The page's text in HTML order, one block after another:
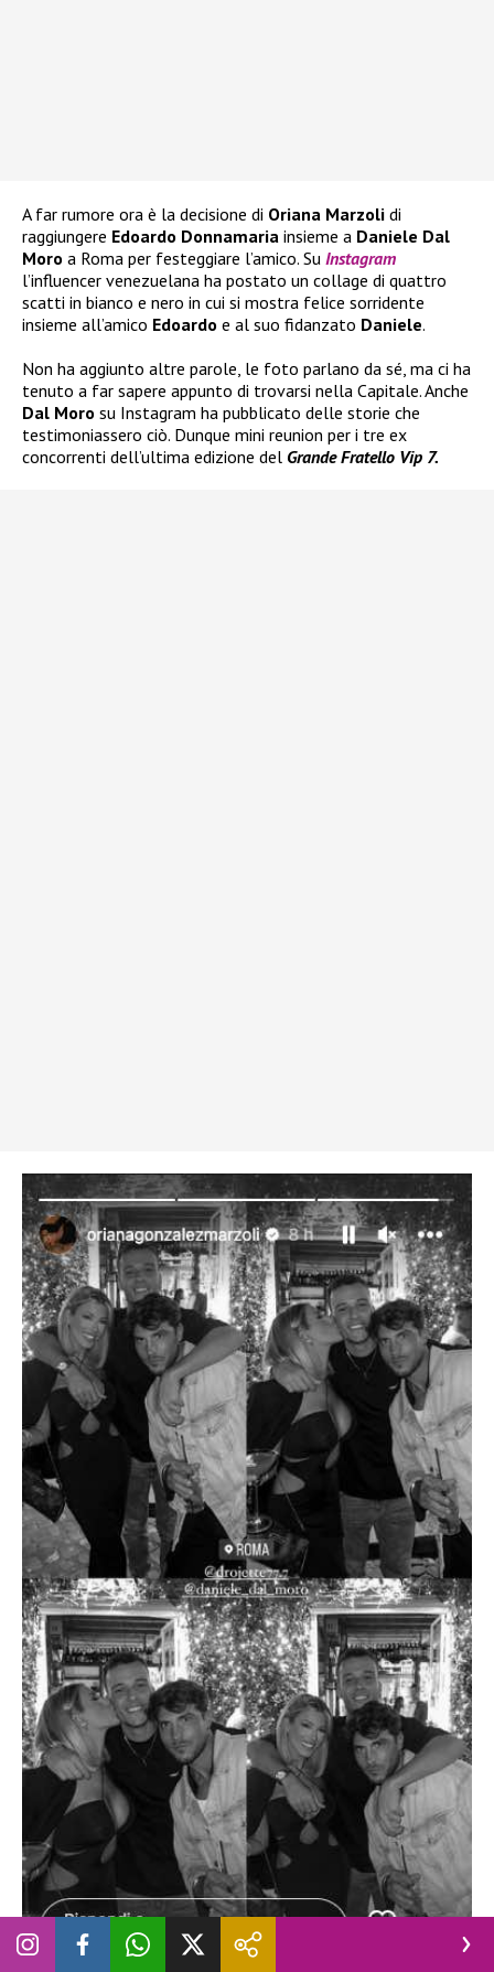
A far rumore ora è la decisione di Oriana Marzoli di
raggiungere Edoardo Donnamaria insieme a Daniele Dal
Moro a Roma per festeggiare l’amico. Su Instagram
l’influencer venezuelana ha postato un collage di quattro
scatti in bianco e nero in cui si mostra felice sorridente
insieme all’amico Edoardo e al suo fidanzato Daniele.
Non ha aggiunto altre parole, le foto parlano da sé, ma ci ha
tenuto a far sapere appunto di trovarsi nella Capitale. Anche
Dal Moro su Instagram ha pubblicato delle storie che
testimoniassero ciò. Dunque mini reunion per i tre ex
concorrenti dell’ultima edizione del Grande Fratello Vip 7.